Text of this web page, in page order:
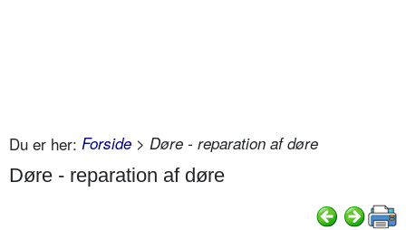
Du er her: Forside > Døre - reparation af døre
Døre - reparation af døre